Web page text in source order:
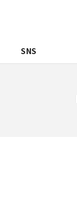
SNS